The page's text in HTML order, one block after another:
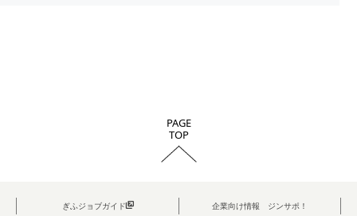
PAGE
TOP
ぎふジョブガイド 企業向け情報 ジンサポ！